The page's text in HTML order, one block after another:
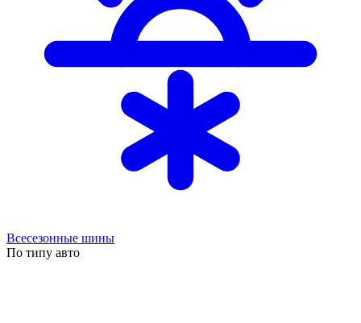
Всесезонные шины
По типу авто